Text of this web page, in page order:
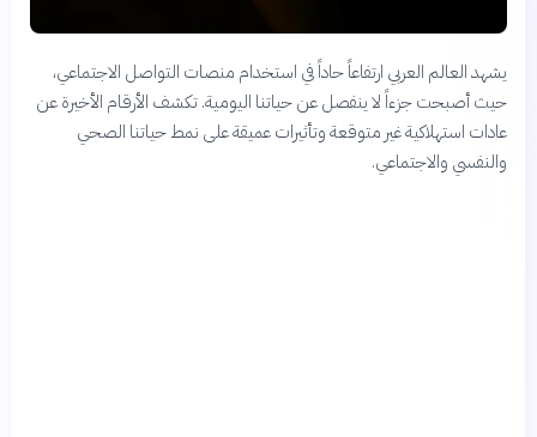
يشهد العالم العربي ارتفاعاً حاداً في استخدام منصات التواصل الاجتماعي،
حيث أصبحت جزءاً لا ينفصل عن حياتنا اليومية. تكشف الأرقام الأخيرة عن
عادات استهلاكية غير متوقعة وتأثيرات عميقة على نمط حياتنا الصحي
والنفسي والاجتماعي.